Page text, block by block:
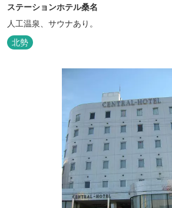
ステーションホテル桑名
人工温泉、サウナあり。
北勢